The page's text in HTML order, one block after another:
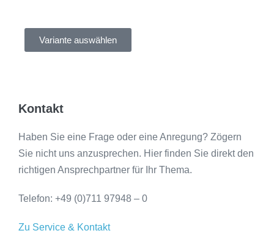
Variante auswählen
Kontakt
Haben Sie eine Frage oder eine Anregung? Zögern
Sie nicht uns anzusprechen. Hier finden Sie direkt den
richtigen Ansprechpartner für Ihr Thema.
Telefon: +49 (0)711 97948 – 0
Zu Service & Kontakt